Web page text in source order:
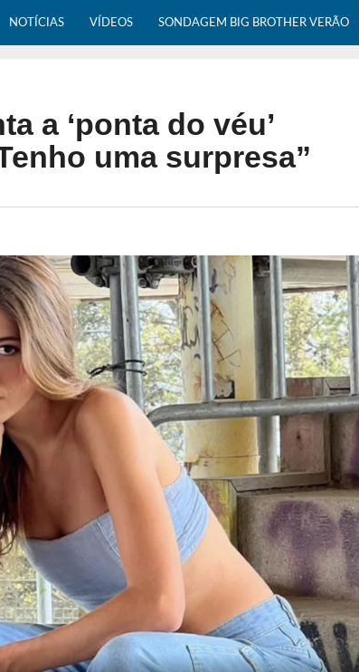
NOTÍCIAS VÍDEOS SONDAGEM BIG BROTHER VERÃO
a ‘ponta do véu’
uma surpresa”